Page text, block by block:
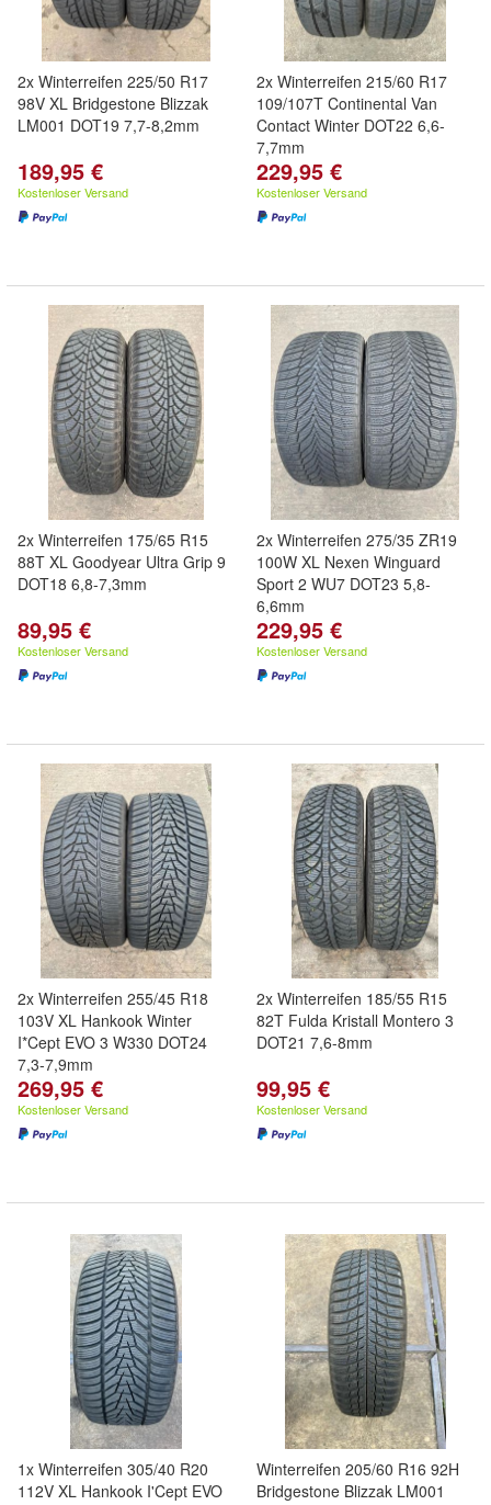
2x Winterreifen 225/50 R17
98V XL Bridgestone Blizzak
LM001 DOT19 7,7-8,2mm
189,95 €
Kostenloser Versand
2x Winterreifen 215/60 R17
109/107T Continental Van
Contact Winter DOT22 6,6-
7,7mm
229,95 €
Kostenloser Versand
2x Winterreifen 175/65 R15
88T XL Goodyear Ultra Grip 9
DOT18 6,8-7,3mm
89,95 €
Kostenloser Versand
2x Winterreifen 275/35 ZR19
100W XL Nexen Winguard
Sport 2 WU7 DOT23 5,8-
6,6mm
229,95 €
Kostenloser Versand
2x Winterreifen 255/45 R18
103V XL Hankook Winter
I*Cept EVO 3 W330 DOT24
7,3-7,9mm
269,95 €
Kostenloser Versand
2x Winterreifen 185/55 R15
82T Fulda Kristall Montero 3
DOT21 7,6-8mm
99,95 €
Kostenloser Versand
1x Winterreifen 305/40 R20
112V XL Hankook I'Cept EVO
Winterreifen 205/60 R16 92H
Bridgestone Blizzak LM001